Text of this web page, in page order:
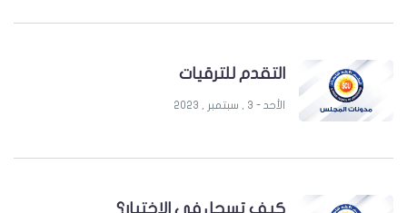
التقدم للترقيات
الأحد - 3 , سبتمبر , 2023
كيف تسجل في الاختبار؟